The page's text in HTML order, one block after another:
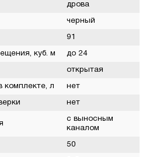
дрова
черный
91
куб. м до 24
открытая
комплекте, л нет
нет
с выносным
каналом
50